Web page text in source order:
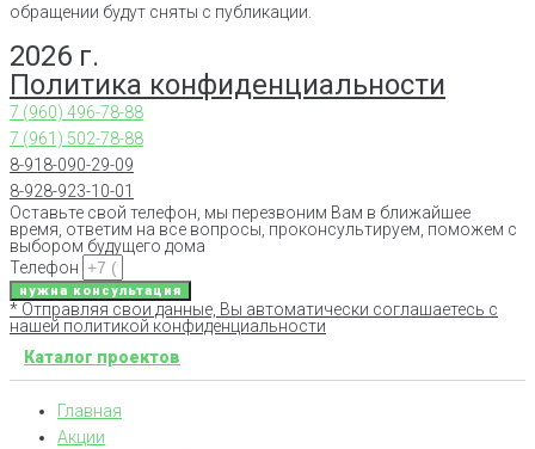
обращении будут сняты с публикации.
2026 г.
Политика конфиденциальности
7 (960) 496-78-88
7 (961) 502-78-88
8-918-090-29-09
8-928-923-10-01
Оставьте свой телефон, мы перезвоним Вам в ближайшее
время, ответим на все вопросы, проконсультируем, поможем с
выбором будущего дома
Телефон
нужна консультация
* Отправляя свои данные, Вы автоматически соглашаетесь с
нашей политикой конфиденциальности
Каталог проектов
Главная
Акции